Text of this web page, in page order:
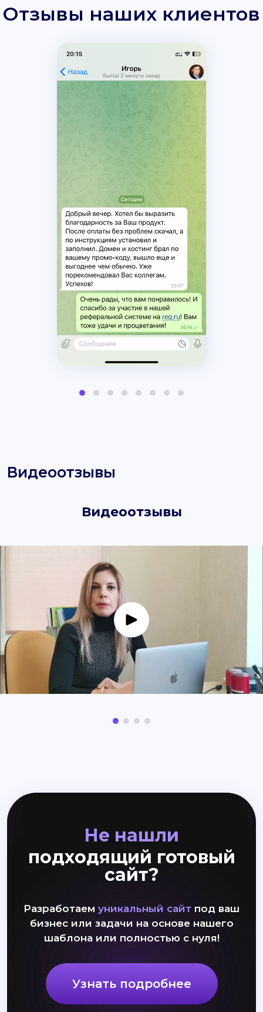
Отзывы наших клиентов
Видеоотзывы
Видеоотзывы
Не нашли
подходящий готовый
сайт?
Разработаем уникальный сайт под ваш
бизнес или задачи на основе нашего
шаблона или полностью с нуля!
Узнать подробнее